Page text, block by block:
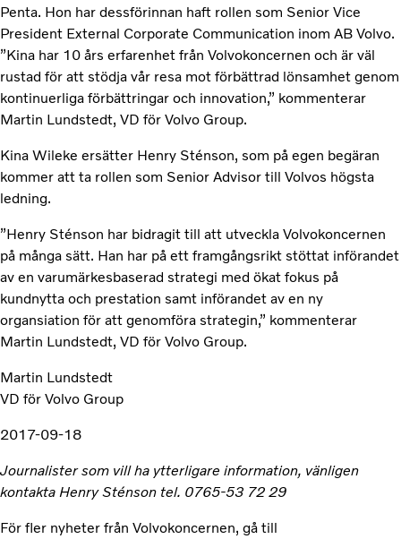
Penta. Hon har dessförinnan haft rollen som Senior Vice
President External Corporate Communication inom AB Volvo.
”Kina har 10 års erfarenhet från Volvokoncernen och är väl
rustad för att stödja vår resa mot förbättrad lönsamhet genom
kontinuerliga förbättringar och innovation,” kommenterar
Martin Lundstedt, VD för Volvo Group.
Kina Wileke ersätter Henry Sténson, som på egen begäran
kommer att ta rollen som Senior Advisor till Volvos högsta
ledning.
”Henry Sténson har bidragit till att utveckla Volvokoncernen
på många sätt. Han har på ett framgångsrikt stöttat införandet
av en varumärkesbaserad strategi med ökat fokus på
kundnytta och prestation samt införandet av en ny
organsiation för att genomföra strategin,” kommenterar
Martin Lundstedt, VD för Volvo Group.
Martin Lundstedt
VD för Volvo Group
2017-09-18
Journalister som vill ha ytterligare information, vänligen
kontakta Henry Sténson tel. 0765-53 72 29
För fler nyheter från Volvokoncernen, gå till